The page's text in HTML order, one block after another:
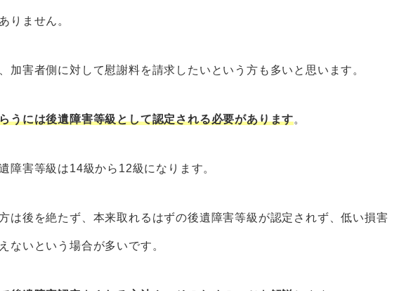
違い
認定されるメリット
請求できる
りません。
加害者側に対して慰謝料を請求したいという方も多いと思います。
うには後遺障害等級として認定される必要があります。
障害等級は14級から12級になります。
は後を絶たず、本来取れるはずの後遺障害等級が認定されず、低い損害
ないという場合が多いです。